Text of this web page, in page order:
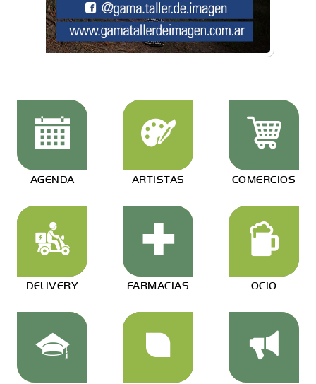
AGENDA ARTISTAS COMERCIOS
DELIVERY FARMACIAS OCIO